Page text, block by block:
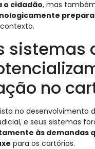
o cidadão, mas
sistemas
no
no desenvolvimento
e seus sistemas
às demandas
para os cartórios.